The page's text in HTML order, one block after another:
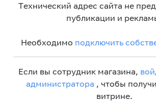
Технический адрес сайта не
публикации и
Необходимо подключить
Если вы сотрудник магазина,
администратора , чтобы
витрине.